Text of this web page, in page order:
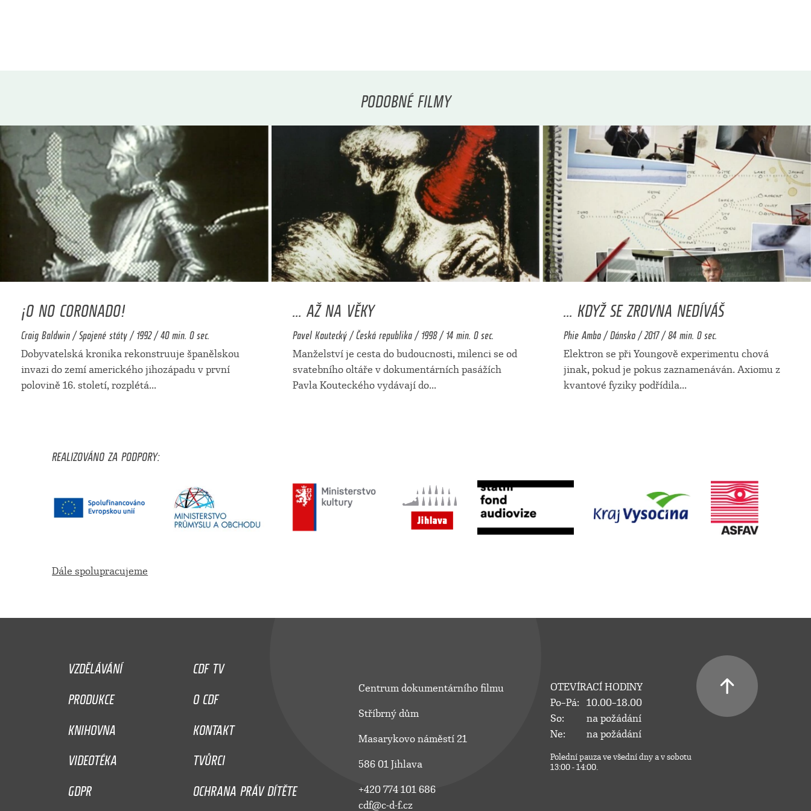
PODOBNÉ FILMY
¡O NO CORONADO!
Craig Baldwin / Spojené státy / 1992 / 40 min. 0 sec.
Dobyvatelská kronika rekonstruuje španělskou
invazi do zemí amerického jihozápadu v první
polovině 16. století, rozplétá...
... AŽ NA VĚKY
Pavel Koutecký / Česká republika / 1998 / 14 min. 0 sec.
Manželství je cesta do budoucnosti, milenci se od
svatebního oltáře v dokumentárních pasážích
Pavla Kouteckého vydávají do...
... KDYŽ SE ZROVNA NEDÍVÁŠ
Phie Ambo / Dánsko / 2017 / 84 min. 0 sec.
Elektron se při Youngově experimentu chová
jinak, pokud je pokus zaznamenáván. Axiomu z
kvantové fyziky podřídila...
REALIZOVÁNO ZA PODPORY:
Dále spolupracujeme
VZDĚLÁVÁNÍ
CDF TV
PRODUKCE
O CDF
KNIHOVNA
KONTAKT
VIDEOTÉKA
TVŮRCI
GDPR
OCHRANA PRÁV DÍTĚTE
Centrum dokumentárního filmu
Stříbrný dům
Masarykovo náměstí 21
586 01 Jihlava
+420 774 101 686
cdf@c-d-f.cz
OTEVÍRACÍ HODINY
Po–Pá:
10.00–18.00
So:
na požádání
Ne:
na požádání
Polední pauza ve všední dny a v sobotu
13:00 - 14:00.